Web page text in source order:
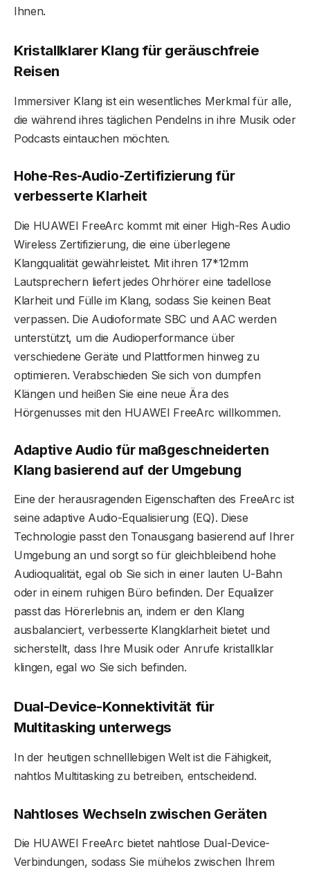
Ihnen.
Kristallklarer Klang für geräuschfreie
Reisen
Immersiver Klang ist ein wesentliches Merkmal für alle,
die während ihres täglichen Pendelns in ihre Musik oder
Podcasts eintauchen möchten.
Hohe-Res-Audio-Zertifizierung für
verbesserte Klarheit
Die HUAWEI FreeArc kommt mit einer High-Res Audio
Wireless Zertifizierung, die eine überlegene
Klangqualität gewährleistet. Mit ihren 17*12mm
Lautsprechern liefert jedes Ohrhörer eine tadellose
Klarheit und Fülle im Klang, sodass Sie keinen Beat
verpassen. Die Audioformate SBC und AAC werden
unterstützt, um die Audioperformance über
verschiedene Geräte und Plattformen hinweg zu
optimieren. Verabschieden Sie sich von dumpfen
Klängen und heißen Sie eine neue Ära des
Hörgenusses mit den HUAWEI FreeArc willkommen.
Adaptive Audio für maßgeschneiderten
Klang basierend auf der Umgebung
Eine der herausragenden Eigenschaften des FreeArc ist
seine adaptive Audio-Equalisierung (EQ). Diese
Technologie passt den Tonausgang basierend auf Ihrer
Umgebung an und sorgt so für gleichbleibend hohe
Audioqualität, egal ob Sie sich in einer lauten U-Bahn
oder in einem ruhigen Büro befinden. Der Equalizer
passt das Hörerlebnis an, indem er den Klang
ausbalanciert, verbesserte Klangklarheit bietet und
sicherstellt, dass Ihre Musik oder Anrufe kristallklar
klingen, egal wo Sie sich befinden.
Dual-Device-Konnektivität für
Multitasking unterwegs
In der heutigen schnelllebigen Welt ist die Fähigkeit,
nahtlos Multitasking zu betreiben, entscheidend.
Nahtloses Wechseln zwischen Geräten
Die HUAWEI FreeArc bietet nahtlose Dual-Device-
Verbindungen, sodass Sie mühelos zwischen Ihrem